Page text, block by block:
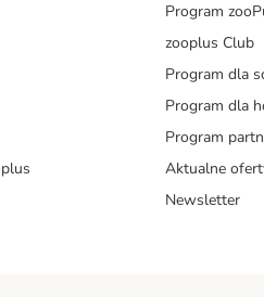
Program
zooplus Club
Program dla
Program dla
Program
Aktualne
Newsletter